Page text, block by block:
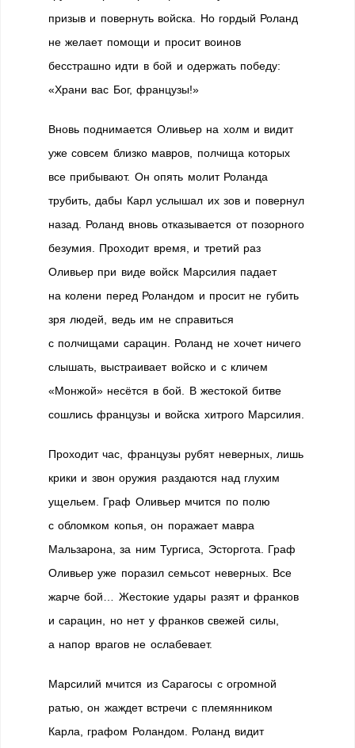
призыв и повернуть войска. Но гордый Роланд
не желает помощи и просит воинов
бесстрашно идти в бой и одержать победу:
«Храни вас Бог, французы!»
Вновь поднимается Оливьер на холм и видит
уже совсем близко мавров, полчища которых
все прибывают. Он опять молит Роланда
трубить, дабы Карл услышал их зов и повернул
назад. Роланд вновь отказывается от позорного
безумия. Проходит время, и третий раз
Оливьер при виде войск Марсилия падает
на колени перед Роландом и просит не губить
зря людей, ведь им не справиться
с полчищами сарацин. Роланд не хочет ничего
слышать, выстраивает войско и с кличем
«Монжой» несётся в бой. В жестокой битве
сошлись французы и войска хитрого Марсилия.
Проходит час, французы рубят неверных, лишь
крики и звон оружия раздаются над глухим
ущельем. Граф Оливьер мчится по полю
с обломком копья, он поражает мавра
Мальзарона, за ним Тургиса, Эсторгота. Граф
Оливьер уже поразил семьсот неверных. Все
жарче бой… Жестокие удары разят и франков
и сарацин, но нет у франков свежей силы,
а напор врагов не ослабевает.
Марсилий мчится из Сарагосы с огромной
ратью, он жаждет встречи с племянником
Карла, графом Роландом. Роланд видит